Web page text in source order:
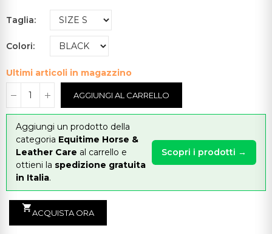
Taglia
Colori
Ultimi articoli in magazzino
AGGIUNGI AL CARRELLO
Aggiungi un prodotto della
categoria Equitime Horse &
Leather Care al carrello e
ottieni la spedizione gratuita
in Italia.
Scopri i prodotti →
shopping_cart
ACQUISTA ORA